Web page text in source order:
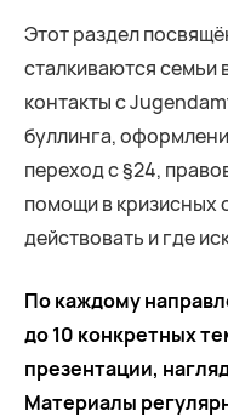
Этот раздел
сталкиваются семьи
контакты с
буллинга,
переход с §24,
помощи в кризисных
действовать и где
По каждому
до 10 конкретных
презентации,
Материалы